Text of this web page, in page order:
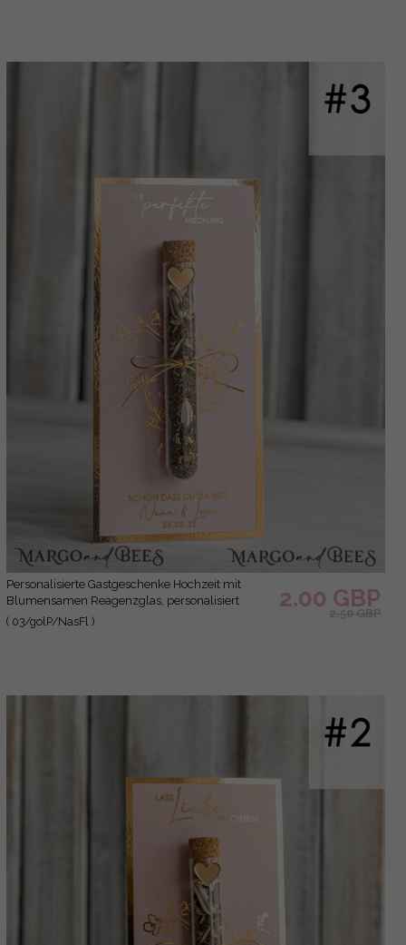
Personalisierte Gastgeschenke Hochzeit mit
Blumensamen Reagenzglas, personalisiert
Gastgeschenk Hochzeit Samen handgemachte
Gastgeschenk Hochzeit Brautpaar
( 03/golP/NasFl )
2.00 GBP
2.50 GBP